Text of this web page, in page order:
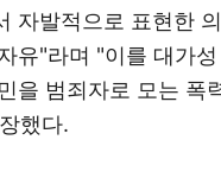
자발적으로 표현한
유"라며 "이를 대가
을 범죄자로 모는 폭
했다.